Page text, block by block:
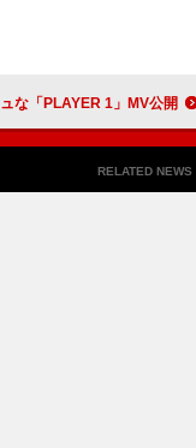
ッシュな「PLAYER 1」MV公開
RELATED NEWS